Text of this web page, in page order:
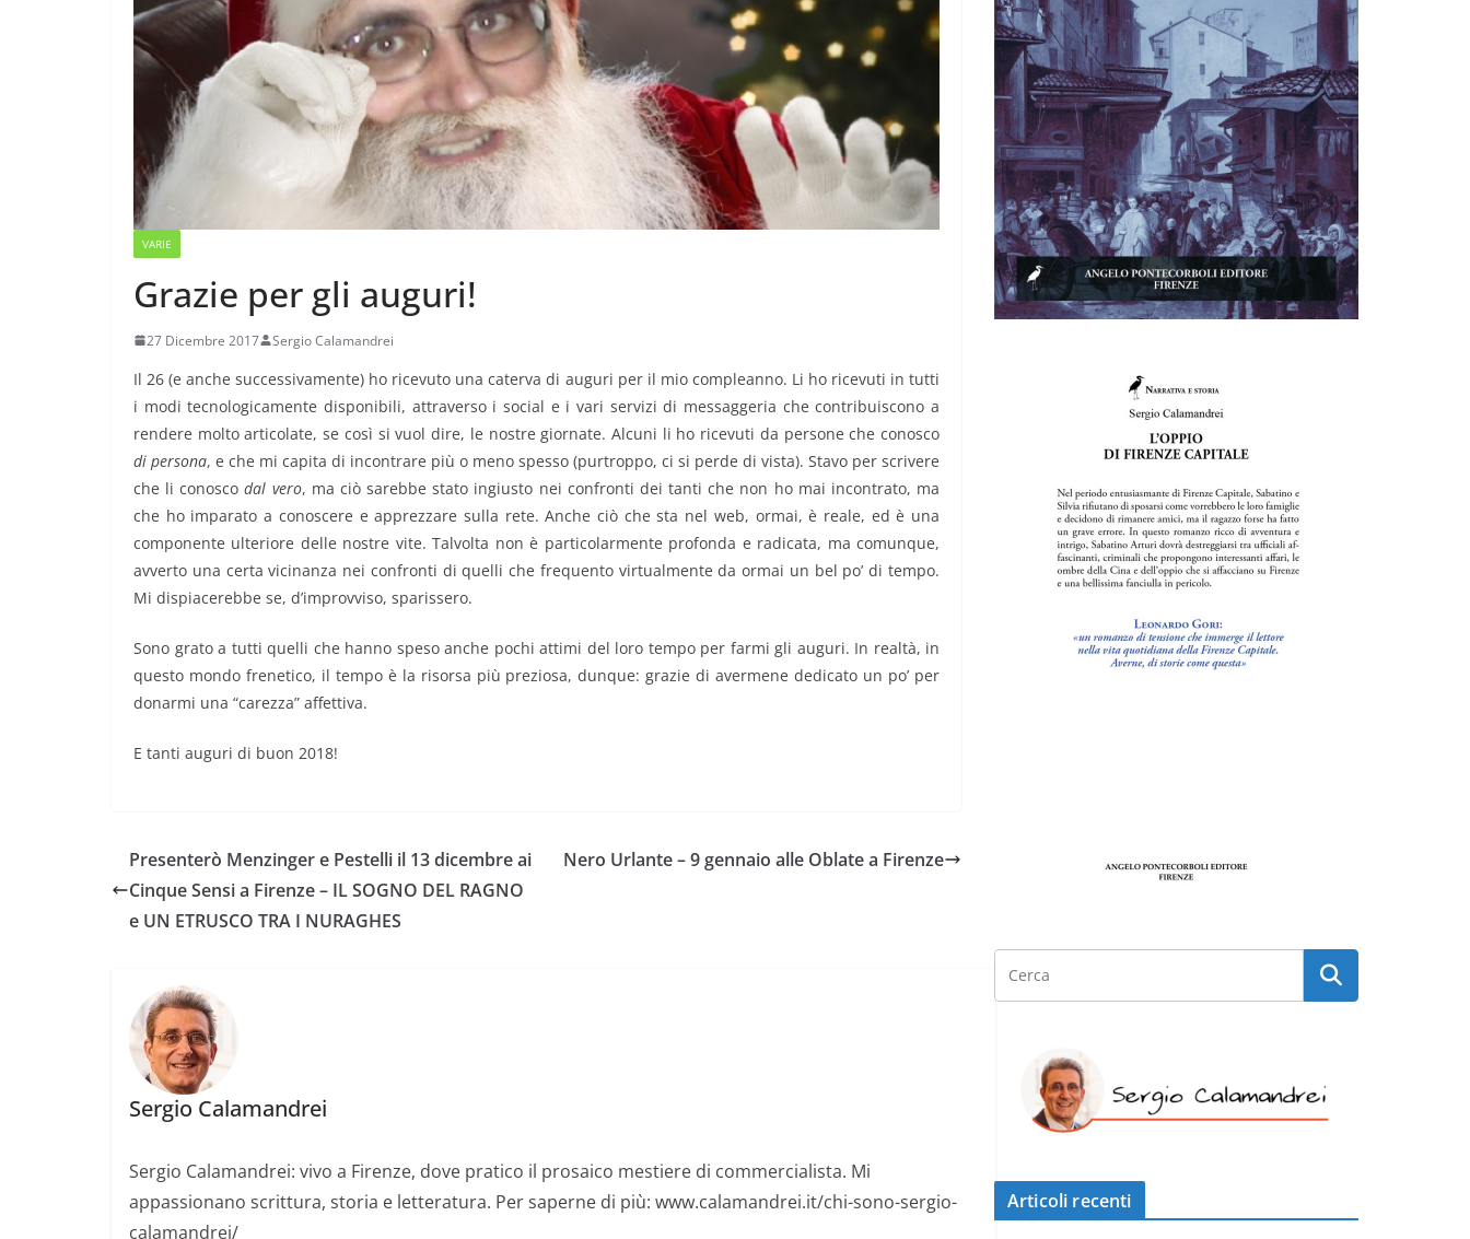
VARIE
Grazie per gli auguri!
27 Dicembre 2017 Sergio Calamandrei
Il 26 (e anche successivamente) ho ricevuto una caterva di auguri per il mio compleanno. Li ho ricevuti in tutti
i modi tecnologicamente disponibili, attraverso i social e i vari servizi di messaggeria che contribuiscono a
rendere molto articolate, se così si vuol dire, le nostre giornate. Alcuni li ho ricevuti da persone che conosco
di persona, e che mi capita di incontrare più o meno spesso (purtroppo, ci si perde di vista). Stavo per scrivere
che li conoscodal vero, ma ciò sarebbe stato ingiusto nei confronti dei tanti che non ho mai incontrato, ma
che ho imparato a conoscere e apprezzare sulla rete. Anche ciò che sta nel web, ormai, è reale, ed è una
componente ulteriore delle nostre vite. Talvolta non è particolarmente profonda e radicata, ma comunque,
avverto una certa vicinanza nei confronti di quelli che frequento virtualmente da ormai un bel po’ di tempo.
Mi dispiacerebbe se, d’improvviso, sparissero.
Sono grato a tutti quelli che hanno speso anche pochi attimi del loro tempo per farmi gli auguri. In realtà, in
questo mondo frenetico, il tempo è la risorsa più preziosa, dunque: grazie di avermene dedicato un po’ per
donarmi una “carezza” affettiva.
E tanti auguri di buon 2018!
Presenterò Menzinger e Pestelli il 13 dicembre ai
Cinque Sensi a Firenze – IL SOGNO DEL RAGNO
e UN ETRUSCO TRA I NURAGHES
Nero Urlante – 9 gennaio alle Oblate a Firenze
Sergio Calamandrei
Sergio Calamandrei: vivo a Firenze, dove pratico il prosaico mestiere di commercialista. Mi
appassionano scrittura, storia e letteratura. Per saperne di più: www.calamandrei.it/chi-sono-sergio-
calamandrei/
Articoli recenti